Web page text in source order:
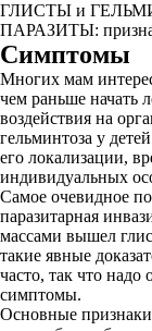
ГЛИСТЫ и
ПАРАЗИТЫ:
Симптомы
Многих мам
чем раньше начать
воздействия на
гельминтоза у
его локализации,
индивидуальных
Самое очевидное
паразитарная
массами вышел
такие явные
часто, так что надо
симптомы.
Основные